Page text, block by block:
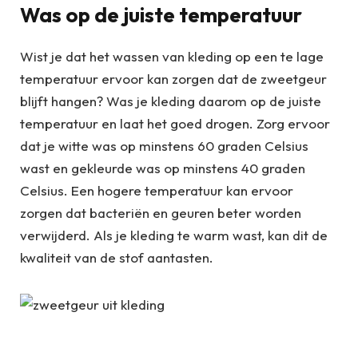
Was op de juiste temperatuur
Wist je dat het wassen van kleding op een te lage
temperatuur ervoor kan zorgen dat de zweetgeur
blijft hangen? Was je kleding daarom op de juiste
temperatuur en laat het goed drogen. Zorg ervoor
dat je witte was op minstens 60 graden Celsius
wast en gekleurde was op minstens 40 graden
Celsius. Een hogere temperatuur kan ervoor
zorgen dat bacteriën en geuren beter worden
verwijderd. Als je kleding te warm wast, kan dit de
kwaliteit van de stof aantasten.